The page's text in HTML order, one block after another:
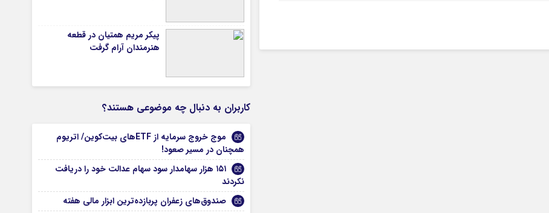
پیکر مریم همتیان در قطعه
هنرمندان آرام گرفت
کاربران به دنبال چه موضوعی هستند؟
موج خروج سرمایه از ETFهای بیت‌کوین/ اتریوم
همچنان در مسیر صعود!
۱۵۱ هزار سهامدار سود سهام عدالت خود را دریافت
نکردند
صندوق‌های زعفران پربازده‌ترین ابزار مالی هفته